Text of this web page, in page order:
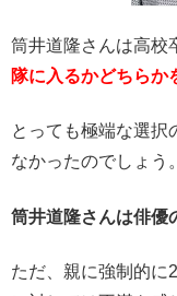
筒井道隆さんは高校
隊に入るかどちらか
とっても極端な選択
なかったのでしょう。
筒井道隆さんは俳優
ただ、親に強制的に